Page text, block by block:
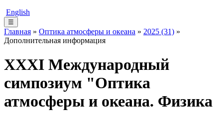
English
☰
Главная » Оптика атмосферы и океана » 2025 (31) »
Дополнительная информация
XХХI Международный
симпозиум "Оптика
атмосферы и океана. Физика